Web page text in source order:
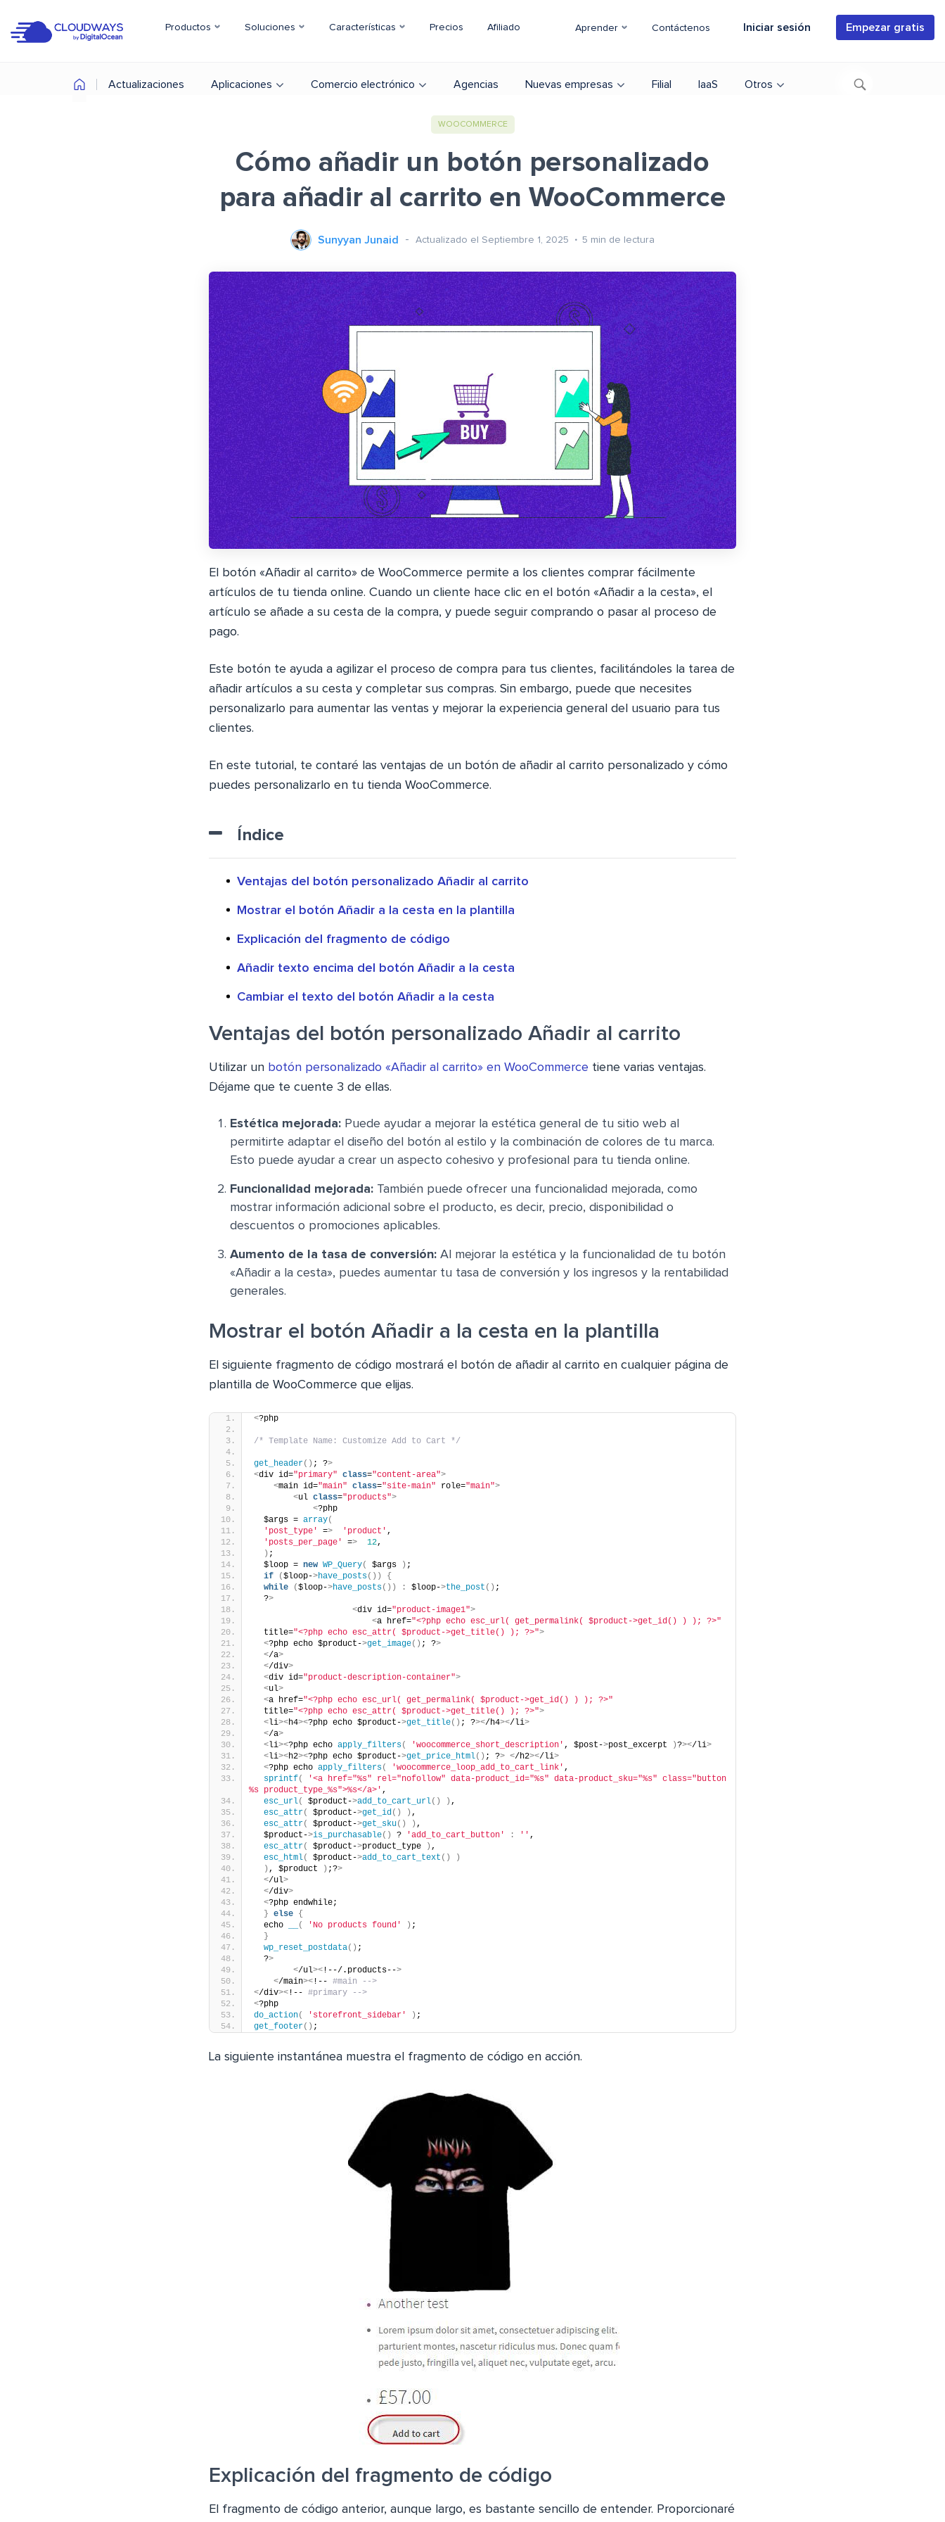
Productos Soluciones Características Precios Afiliado Aprender Contáctenos Iniciar sesión Empezar gratis
Actualizaciones Aplicaciones Comercio electrónico Agencias Nuevas empresas Filial IaaS Otros
WOOCOMMERCE
Cómo añadir un botón personalizado
para añadir al carrito en WooCommerce
Sunyyan Junaid Actualizado el Septiembre 1, 2025 5 min de lectura
El botón «Añadir al carrito» de WooCommerce permite a los clientes comprar fácilmente
artículos de tu tienda online. Cuando un cliente hace clic en el botón «Añadir a la cesta», el
artículo se añade a su cesta de la compra, y puede seguir comprando o pasar al proceso de
pago.
Este botón te ayuda a agilizar el proceso de compra para tus clientes, facilitándoles la tarea de
añadir artículos a su cesta y completar sus compras. Sin embargo, puede que necesites
personalizarlo para aumentar las ventas y mejorar la experiencia general del usuario para tus
clientes.
En este tutorial, te contaré las ventajas de un botón de añadir al carrito personalizado y cómo
puedes personalizarlo en tu tienda WooCommerce.
Índice
Ventajas del botón personalizado Añadir al carrito
Mostrar el botón Añadir a la cesta en la plantilla
Explicación del fragmento de código
Añadir texto encima del botón Añadir a la cesta
Cambiar el texto del botón Añadir a la cesta
Ventajas del botón personalizado Añadir al carrito
Utilizar un botón personalizado «Añadir al carrito» en WooCommerce tiene varias ventajas.
Déjame que te cuente 3 de ellas.
Estética mejorada: Puede ayudar a mejorar la estética general de tu sitio web al
permitirte adaptar el diseño del botón al estilo y la combinación de colores de tu marca.
Esto puede ayudar a crear un aspecto cohesivo y profesional para tu tienda online.
Funcionalidad mejorada: También puede ofrecer una funcionalidad mejorada, como
mostrar información adicional sobre el producto, es decir, precio, disponibilidad o
descuentos o promociones aplicables.
Aumento de la tasa de conversión: Al mejorar la estética y la funcionalidad de tu botón
«Añadir a la cesta», puedes aumentar tu tasa de conversión y los ingresos y la rentabilidad
generales.
Mostrar el botón Añadir a la cesta en la plantilla
El siguiente fragmento de código mostrará el botón de añadir al carrito en cualquier página de
plantilla de WooCommerce que elijas.
<?php
/* Template Name: Customize Add to Cart */
get_header() ; ?>
<div id="primary" class="content-area">
<main id="main" class="site-main" role="main">
<ul class="products">
<?php
  $args =
array(
'post_type'
=> 'product' ,
'posts_per_page'
=> 12,
) ;
  $loop =
new WP_Query( $args ) ;
if
($loop->have_posts())
{
while
($loop->have_posts()) : $loop->the_post () ;
  ?
>
<div id="product-image1">
<a href="<?php echo esc_url( get_permalink( $product->get_id() ) ); ?>"
  title=
"<?php echo esc_attr( $product->get_title() ); ?>">
<?php echo $product->get_image() ; ?>
</a>
</div>
<div id="product-description-container">
<ul>
<a href="<?php echo esc_url( get_permalink( $product->get_id() ) ); ?>"
  title=
"<?php echo esc_attr( $product->get_title() ); ?>">
<li><h4><?php echo $product->get_title() ; ?></h4></li>
</a>
<li><?php echo apply_filters( 'woocommerce_short_description' , $post->post_excerpt )?></li>
<li><h2><?php echo $product->get_price_html() ; ?> </h2></li>
<?php echo apply_filters( 'woocommerce_loop_add_to_cart_link' ,
sprintf(
'<a href="%s" rel="nofollow" data-product_id="%s" data-product_sku="%s" class="button
%s product_type_%s">%s</a>' ,
esc_url( $product->add_to_cart_url() ) ,
esc_attr( $product->get_id() ) ,
esc_attr( $product->get_sku() ) ,
  $product-
>is_purchasable() ? 'add_to_cart_button' : '' ,
esc_attr( $product->product_type ) ,
esc_html( $product->add_to_cart_text ()
)
) , $product ) ;?>
</ul>
</div>
<?php endwhile;
} else {
  echo
( 'No products found' ) ;
}
wp_reset_postdata() ;
  ?
>
</ul>< !--/.products-->
</main>< !-- #main -->
</div>< !-- #primary -->
<?php
do_action( 'storefront_sidebar' ) ;
get_footer() ;
La siguiente instantánea muestra el fragmento de código en acción.
Explicación del fragmento de código
El fragmento de código anterior, aunque largo, es bastante sencillo de entender. Proporcionaré